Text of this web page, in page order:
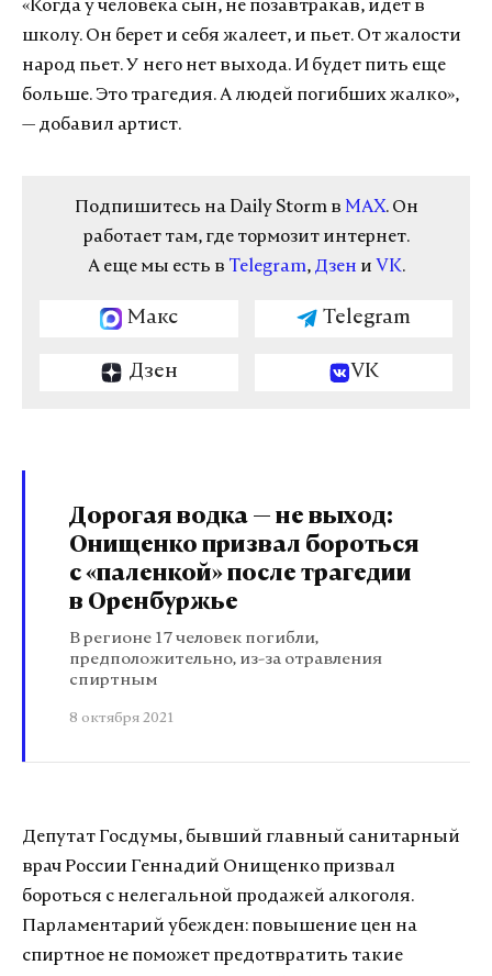
«Когда у человека сын, не позавтракав, идет в
школу. Он берет и себя жалеет, и пьет. От жалости
народ пьет. У него нет выхода. И будет пить еще
больше. Это трагедия. А людей погибших жалко»,
— добавил артист.
Подпишитесь на Daily Storm в MAX. Он
работает там, где тормозит интернет.
А еще мы есть в Telegram, Дзен и VK.
Макс Telegram
Дзен VK
Дорогая водка — не выход:
Онищенко призвал бороться
с «паленкой» после трагедии
в Оренбуржье
В регионе 17 человек погибли,
предположительно, из-за отравления
спиртным
8 октября 2021
Депутат Госдумы, бывший главный санитарный
врач России Геннадий Онищенко призвал
бороться с нелегальной продажей алкоголя.
Парламентарий убежден: повышение цен на
спиртное не поможет предотвратить такие